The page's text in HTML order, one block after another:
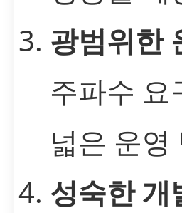
광범위한
주파수
넓은 운
성숙한 개